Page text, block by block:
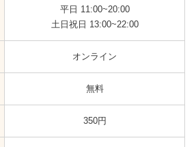
平日 11:00~20:00
土日祝日 13:00~22:00
オンライン
無料
350円